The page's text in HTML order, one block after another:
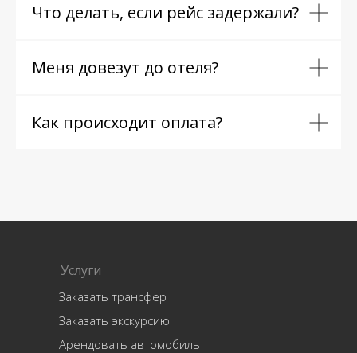
Что делать, если рейс задержали?
Меня довезут до отеля?
Как происходит оплата?
Услуги
Заказать трансфер
Заказать экскурсию
Арендовать автомобиль